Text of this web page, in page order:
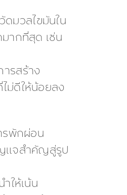
ดมวลไขมันใน
มากที่สุด เช่น
ารสร้าง
ม่ดีให้น้อยลง
รพักผ่อน
ญแจสำคัญสู่รูป
ให้เน้น